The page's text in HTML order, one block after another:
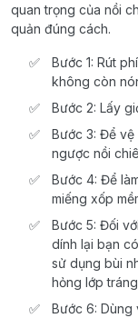
quan trọng của nồi
quản đúng cách.
Bước 1: Rút
không còn
Bước 2: Lấy
Bước 3: Để vệ
ngược nồi
Bước 4: Để
miếng xốp
Bước 5: Đối
dính lại bạn
sử dụng bùi
hỏng lớp
Bước 6: Dùng